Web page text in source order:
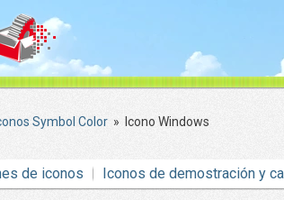
Symbol Color » Icono Windows
de iconos Iconos de demostración y